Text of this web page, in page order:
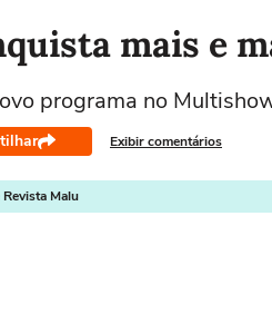
mais e
programa no
Exibir comentários
Malu